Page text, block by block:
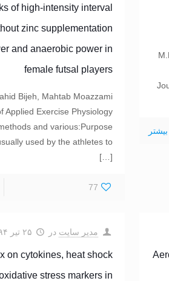
of high-intensity interval
zinc supplementation
and anaerobic power in
female futsal players
Bijeh, Mahtab Moazzami
Applied Exercise Physiology
methods and various
used by the ‎athletes to
[…]
77
مدیر سایت در ۲۵ تیر ۱۳۹۴
on cytokines, heat shock
stress markers in